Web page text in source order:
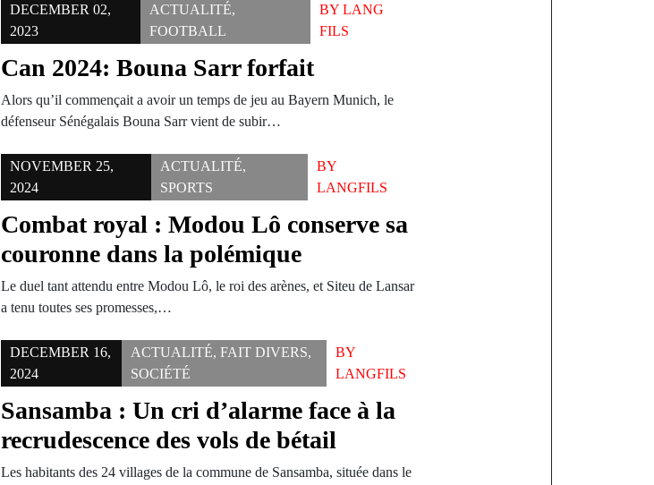
DECEMBER 02,
2023
ACTUALITÉ,
FOOTBALL
BY LANG
FILS
Can 2024: Bouna Sarr forfait
Alors qu’il commençait a avoir un temps de jeu au Bayern Munich, le
défenseur Sénégalais Bouna Sarr vient de subir…
NOVEMBER 25,
2024
ACTUALITÉ,
SPORTS
BY
LANGFILS
Combat royal : Modou Lô conserve sa
couronne dans la polémique
Le duel tant attendu entre Modou Lô, le roi des arènes, et Siteu de Lansar
a tenu toutes ses promesses,…
DECEMBER 16,
2024
ACTUALITÉ, FAIT DIVERS,
SOCIÉTÉ
BY
LANGFILS
Sansamba : Un cri d’alarme face à la
recrudescence des vols de bétail
Les habitants des 24 villages de la commune de Sansamba, située dans le